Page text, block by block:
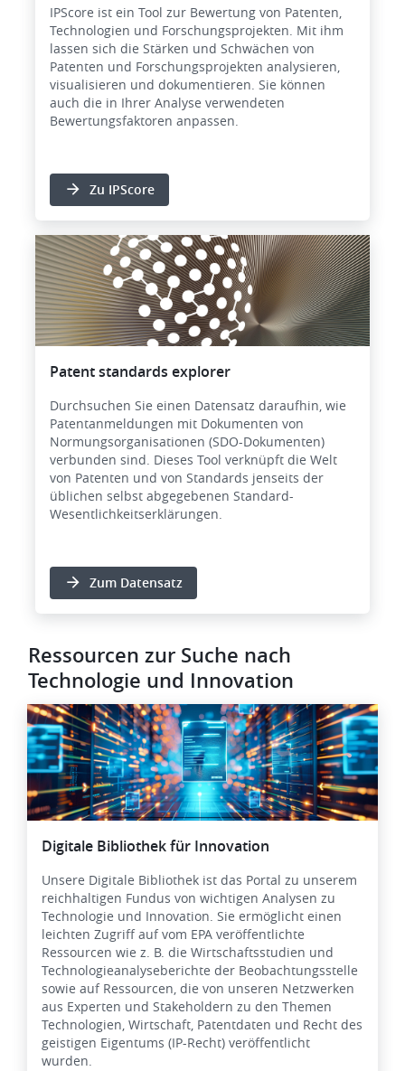
IPScore ist ein Tool zur Bewertung von Patenten,
Technologien und Forschungsprojekten. Mit ihm
lassen sich die Stärken und Schwächen von
Patenten und Forschungsprojekten analysieren,
visualisieren und dokumentieren. Sie können
auch die in Ihrer Analyse verwendeten
Bewertungsfaktoren anpassen.
Zu IPScore
Bild
Patent standards explorer
Durchsuchen Sie einen Datensatz daraufhin, wie
Patentanmeldungen mit Dokumenten von
Normungsorganisationen (SDO-Dokumenten)
verbunden sind. Dieses Tool verknüpft die Welt
von Patenten und von Standards jenseits der
üblichen selbst abgegebenen Standard-
Wesentlichkeitserklärungen.
Zum Datensatz
Ressourcen zur Suche nach
Technologie und Innovation
Bild
Digitale Bibliothek für Innovation
Unsere Digitale Bibliothek ist das Portal zu unserem
reichhaltigen Fundus von wichtigen Analysen zu
Technologie und Innovation. Sie ermöglicht einen
leichten Zugriff auf vom EPA veröffentlichte
Ressourcen wie z. B. die Wirtschaftsstudien und
Technologieanalyseberichte der Beobachtungsstelle
sowie auf Ressourcen, die von unseren Netzwerken
aus Experten und Stakeholdern zu den Themen
Technologien, Wirtschaft, Patentdaten und Recht des
geistigen Eigentums (IP-Recht) veröffentlicht
wurden.